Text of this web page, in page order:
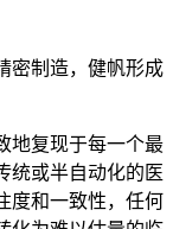
密制造，健帆形成
地复现于每一个最
统或半自动化的医
度和一致性，任何